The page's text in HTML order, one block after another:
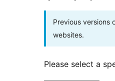
Previous versions
websites.
Please select a